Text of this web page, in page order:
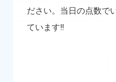
ださい。当日の点数で
ています‼